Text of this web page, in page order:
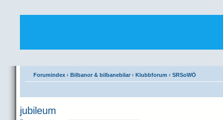
Forumindex ‹ Bilbanor & bilbanebilar ‹ Klubbforum ‹ SRSoWÖ
jubileum